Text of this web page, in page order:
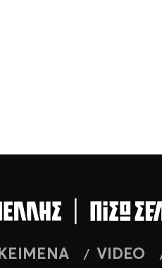
ΚΕΙΜΕΝΑ VIDEO